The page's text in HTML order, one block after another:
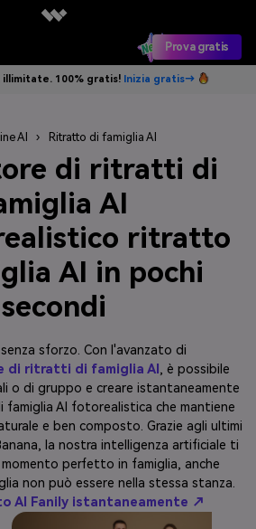
Prova gratis
illimitate. 100% gratis! Inizia gratis→
AI › Ritratto di famiglia AI
di ritratti di
AI
ritratto
AI in pochi
secondi
sforzo. Con l'avanzato di
di ritratti di famiglia AI , è possibile
o di gruppo e creare istantaneamente
AI fotorealistica che mantiene
e ben composto. Grazie agli ultimi
la nostra intelligenza artificiale ti
perfetto in famiglia, anche
non può essere nella stessa stanza.
AI Fanily istantaneamente ↗